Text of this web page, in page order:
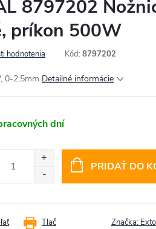
8797202
príkon 500W
hodnotenia Kód: 8797202
0-2,5mm Detailné informácie
dní
PRIDAŤ DO
Tlač Značka: